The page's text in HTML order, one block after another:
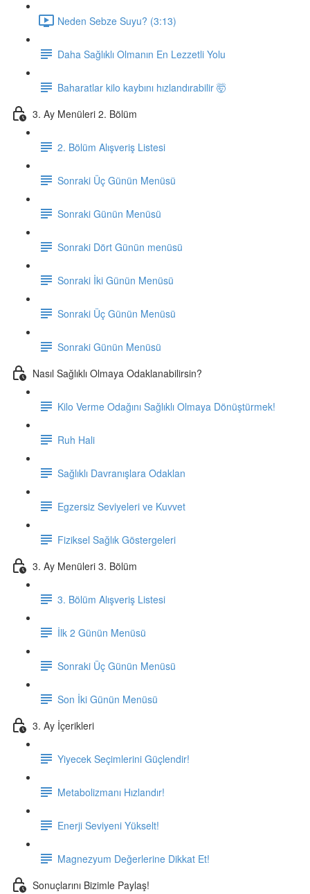
Neden Sebze Suyu? (3:13)
Daha Sağlıklı Olmanın En Lezzetli Yolu
Baharatlar kilo kaybını hızlandırabilir 🤯
3. Ay Menüleri 2. Bölüm
2. Bölüm Alışveriş Listesi
Sonraki Üç Günün Menüsü
Sonraki Günün Menüsü
Sonraki Dört Günün menüsü
Sonraki İki Günün Menüsü
Sonraki Üç Günün Menüsü
Sonraki Günün Menüsü
Nasıl Sağlıklı Olmaya Odaklanabilirsin?
Kilo Verme Odağını Sağlıklı Olmaya Dönüştürmek!
Ruh Hali
Sağlıklı Davranışlara Odaklan
Egzersiz Seviyeleri ve Kuvvet
Fiziksel Sağlık Göstergeleri
3. Ay Menüleri 3. Bölüm
3. Bölüm Alışveriş Listesi
İlk 2 Günün Menüsü
Sonraki Üç Günün Menüsü
Son İki Günün Menüsü
3. Ay İçerikleri
Yiyecek Seçimlerini Güçlendir!
Metabolizmanı Hızlandır!
Enerji Seviyeni Yükselt!
Magnezyum Değerlerine Dikkat Et!
Sonuçlarını Bizimle Paylaş!